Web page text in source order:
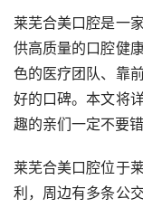
莱芜合美口腔是一
供高质量的口腔健
色的医疗团队、靠
好的口碑。本文将
趣的亲们一定不要错
莱芜合美口腔位于
利，周边有多条公